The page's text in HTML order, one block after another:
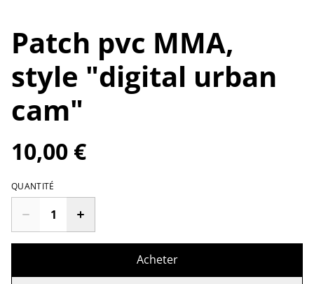
Patch pvc MMA,
style "digital urban
cam"
10,00 €
QUANTITÉ
Acheter